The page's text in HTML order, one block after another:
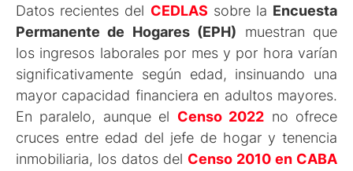
Datos recientes del CEDLAS sobre la Encuesta
Permanente de Hogares (EPH) muestran que
los ingresos laborales por mes y por hora varían
significativamente según edad, insinuando una
mayor capacidad financiera en adultos mayores.
En paralelo, aunque el Censo 2022 no ofrece
cruces entre edad del jefe de hogar y tenencia
inmobiliaria, los datos del Censo 2010 en CABA